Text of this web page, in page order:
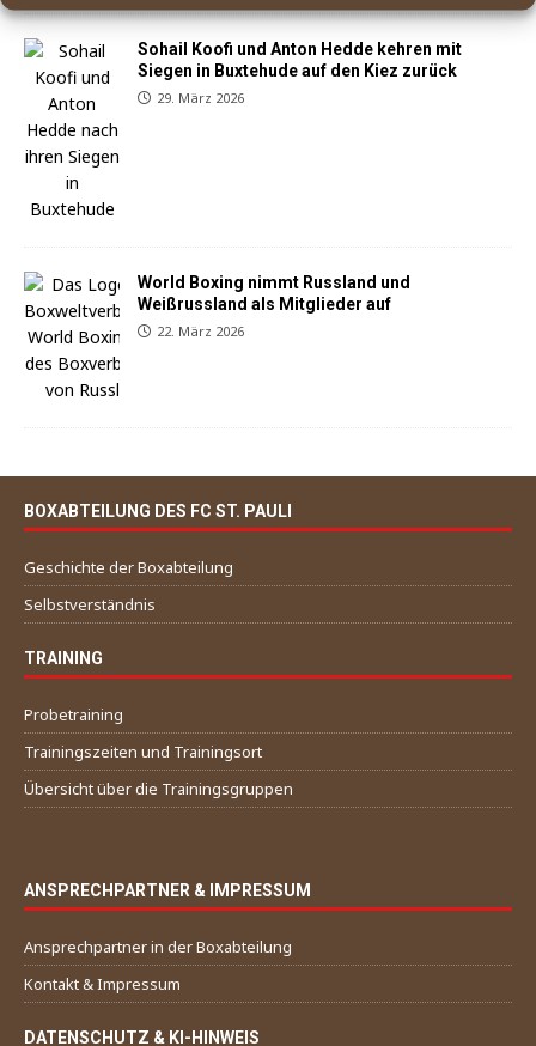
Sohail Koofi und Anton Hedde kehren mit
Siegen in Buxtehude auf den Kiez zurück
29. März 2026
World Boxing nimmt Russland und
Weißrussland als Mitglieder auf
22. März 2026
BOXABTEILUNG DES FC ST. PAULI
Geschichte der Boxabteilung
Selbstverständnis
TRAINING
Probetraining
Trainingszeiten und Trainingsort
Übersicht über die Trainingsgruppen
ANSPRECHPARTNER & IMPRESSUM
Ansprechpartner in der Boxabteilung
Kontakt & Impressum
DATENSCHUTZ & KI-HINWEIS